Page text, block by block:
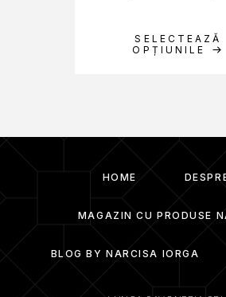
SELECTEAZĂ
OPȚIUNILE
HOME
MAGAZIN CU PRODUSE
BLOG BY NARCISA IORGA